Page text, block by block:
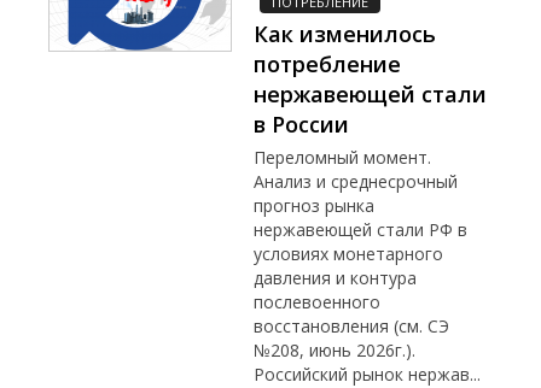
Как изменилось
потребление
нержавеющей стали
в России
Переломный момент.
Анализ и среднесрочный
прогноз рынка
нержавеющей стали РФ в
условиях монетарного
давления и контура
послевоенного
восстановления (см. СЭ
№208, июнь 2026г.).
Российский рынок нержав...